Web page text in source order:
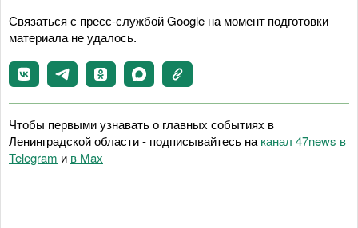
Связаться с пресс-службой Google на момент подготовки
материала не удалось.
Чтобы первыми узнавать о главных событиях в
Ленинградской области - подписывайтесь на канал 47news в
Telegram и в Maх